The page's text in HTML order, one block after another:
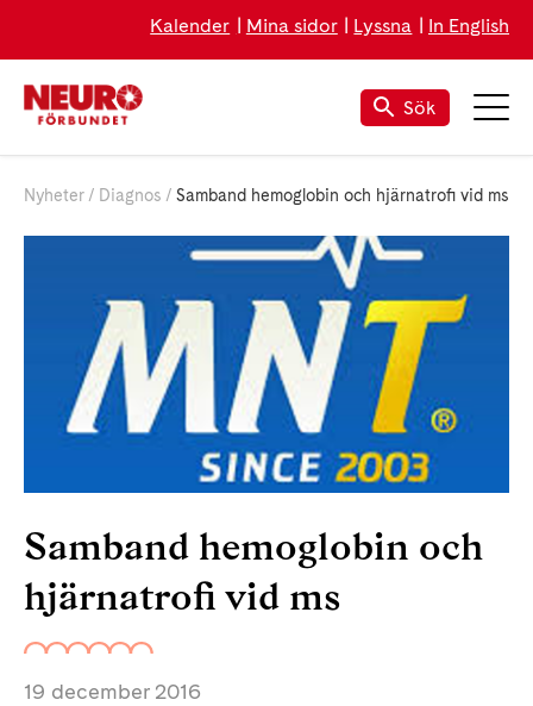
Kalender Mina sidor Lyssna In English
Sök
Nyheter Diagnos Samband hemoglobin och hjärnatrofi vid ms
Samband hemoglobin och
hjärnatrofi vid ms
19 december 2016